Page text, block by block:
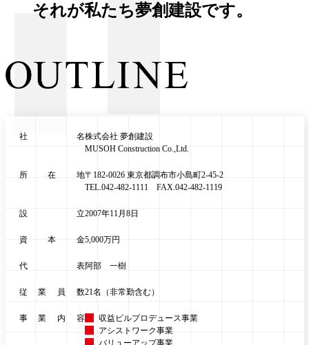
それが私たち夢創建設です。
社名株式会社 夢創建設
MUSOH Construction Co.,Ltd.
所在地〒182-0026 東京都調布市小島町2-45-2
TEL.042-482-1111 FAX.042-482-1119
設立2007年11月8日
資本金5,000万円
代表阿部 一樹
従業員数21名（非常勤含む）
事業内容
収益ビルプロデュース事業
アシストワーク事業
バリューアップ事業